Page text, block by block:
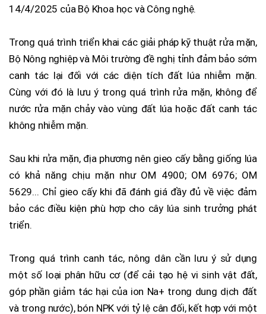
14/4/2025 của Bộ Khoa học và Công nghệ.
Trong quá trình triển khai các giải pháp kỹ thuật rửa mặn,
Bộ Nông nghiệp và Môi trường đề nghị tỉnh đảm bảo sớm
canh tác lại đối với các diện tích đất lúa nhiễm mặn.
Cùng với đó là lưu ý trong quá trình rửa mặn, không để
nước rửa mặn chảy vào vùng đất lúa hoặc đất canh tác
không nhiễm mặn.
Sau khi rửa mặn, địa phương nên gieo cấy bằng giống lúa
có khả năng chịu mặn như OM 4900; OM 6976; OM
5629... Chỉ gieo cấy khi đã đánh giá đầy đủ về việc đảm
bảo các điều kiện phù hợp cho cây lúa sinh trưởng phát
triển.
Trong quá trình canh tác, nông dân cần lưu ý sử dụng
một số loại phân hữu cơ (để cải tạo hệ vi sinh vật đất,
góp phần giảm tác hại của ion Na+ trong dung dịch đất
và trong nước), bón NPK với tỷ lệ cân đối, kết hợp với một